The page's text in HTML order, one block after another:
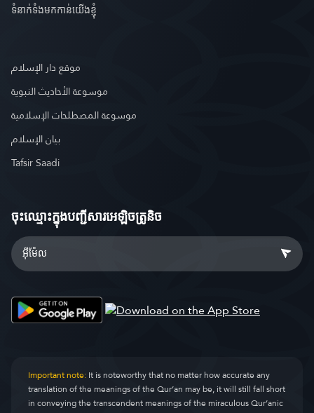
ទំនាក់ទំងមកកាន់យើងខ្ញុំ
موقع دار الإسلام
موسوعة الأحاديث النبوية
موسوعة المصطلحات الإسلامية
بيان الإسلام
Tafsir Saadi
ចុះឈ្មោះ​ក្នុងបញ្ជីសារអេឡិចត្រូនិច
Important note:It is noteworthy that no matter how accurate any
translation of the meanings of the Qur’an may be, it will still fall short
in conveying the transcendent meanings of the miraculous Qur’anic